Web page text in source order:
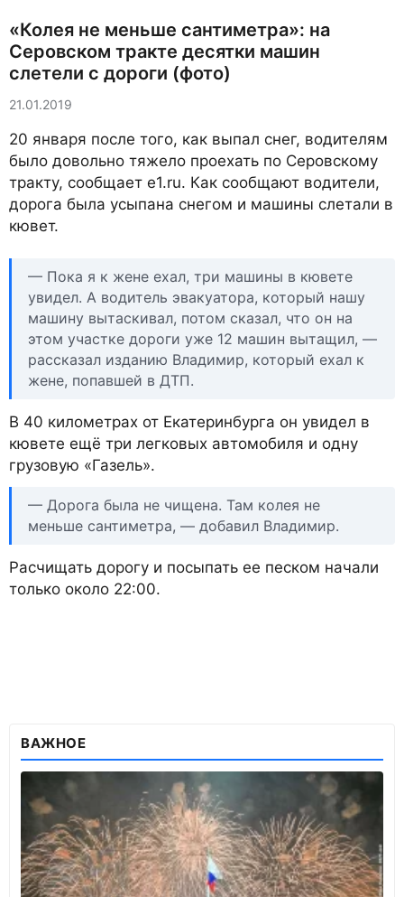
«Колея не меньше сантиметра»: на
Серовском тракте десятки машин
слетели с дороги (фото)
21.01.2019
20 января после того, как выпал снег, водителям
было довольно тяжело проехать по Серовскому
тракту, сообщает e1.ru. Как сообщают водители,
дорога была усыпана снегом и машины слетали в
кювет.
— Пока я к жене ехал, три машины в кювете
увидел. А водитель эвакуатора, который нашу
машину вытаскивал, потом сказал, что он на
этом участке дороги уже 12 машин вытащил, —
рассказал изданию Владимир, который ехал к
жене, попавшей в ДТП.
В 40 километрах от Екатеринбурга он увидел в
кювете ещё три легковых автомобиля и одну
грузовую «Газель».
— Дорога была не чищена. Там колея не
меньше сантиметра, — добавил Владимир.
Расчищать дорогу и посыпать ее песком начали
только около 22:00.
ВАЖНОЕ